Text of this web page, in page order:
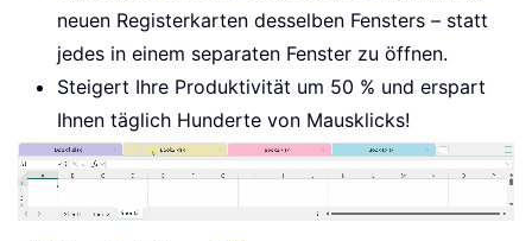
neuen Registerkarten desselben Fensters – statt
jedes in einem separaten Fenster zu öffnen.
Steigert Ihre Produktivität um 50 % und erspart
Ihnen täglich Hunderte von Mausklicks!